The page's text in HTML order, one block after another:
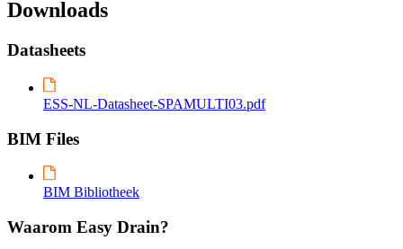
Downloads
Datasheets
ESS-NL-Datasheet-SPAMULTI03.pdf
BIM Files
BIM Bibliotheek
Waarom Easy Drain?